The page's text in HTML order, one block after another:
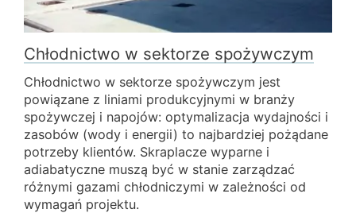
Chłodnictwo w sektorze spożywczym
Chłodnictwo w sektorze spożywczym jest
powiązane z liniami produkcyjnymi w branży
spożywczej i napojów: optymalizacja wydajności i
zasobów (wody i energii) to najbardziej pożądane
potrzeby klientów. Skraplacze wyparne i
adiabatyczne muszą być w stanie zarządzać
różnymi gazami chłodniczymi w zależności od
wymagań projektu.